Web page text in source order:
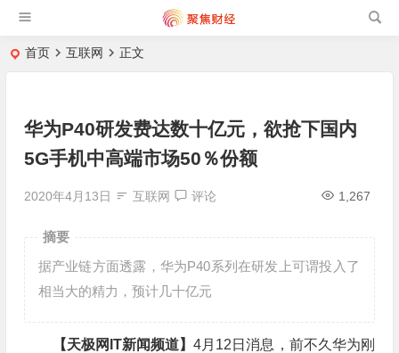
首页 互联网 正文
华为P40研发费达数十亿元，欲抢下国内
5G手机中高端市场50％份额
2020年4月13日 互联网 评论 1,267
摘要
据产业链方面透露，华为P40系列在研发上可谓投入了
相当大的精力，预计几十亿元
【天极网IT新闻频道】4月12日消息，前不久华为刚